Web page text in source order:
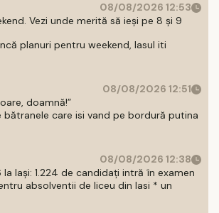
08/08/2026 12:53
Vezi unde merită să ieși pe 8 și 9
planuri pentru weekend, Iasul iti
08/08/2026 12:51
doamnă!”
bătranele care isi vand pe bordură putina
08/08/2026 12:38
Iași: 1.224 de candidați intră în examen
absolventii de liceu din Iasi * un